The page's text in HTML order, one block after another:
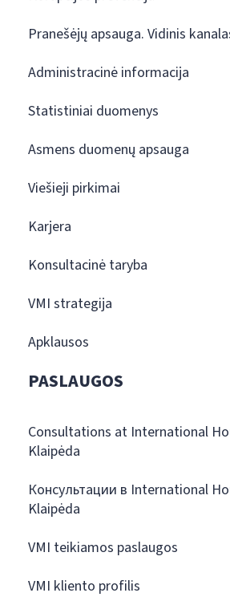
Pranešėjų apsauga. Vidinis
Administracinė informacija
Statistiniai duomenys
Asmens duomenų apsauga
Viešieji pirkimai
Karjera
Konsultacinė taryba
VMI strategija
Apklausos
PASLAUGOS
Consultations at International
Klaipėda
Консультации в International
Klaipėda
VMI teikiamos paslaugos
VMI kliento profilis